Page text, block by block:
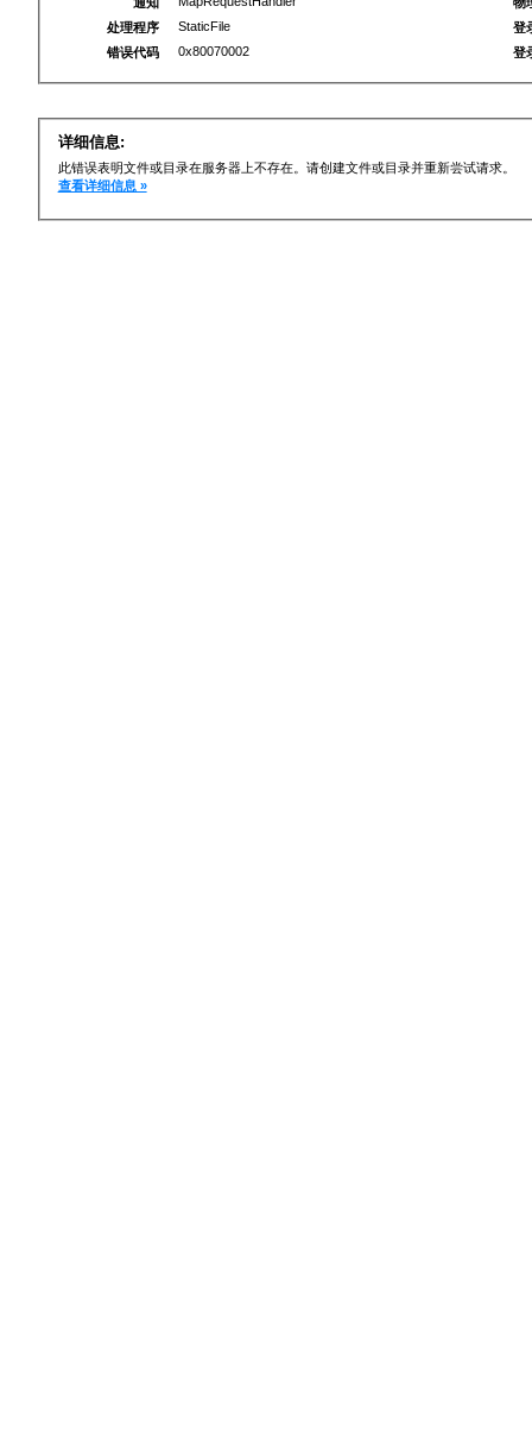
处理程序
StaticFile
错误代码
0x80070002
登
登
详细信息:
此错误表明文件或目录在服务器上不存在。请创建文件或目录并重新尝试请求。
查看详细信息 »